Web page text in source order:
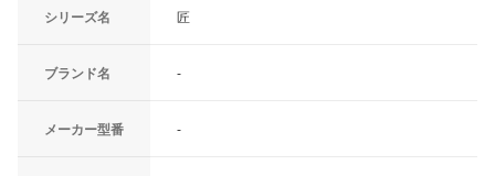
シリーズ名 匠
ブランド名 -
メーカー型番 -